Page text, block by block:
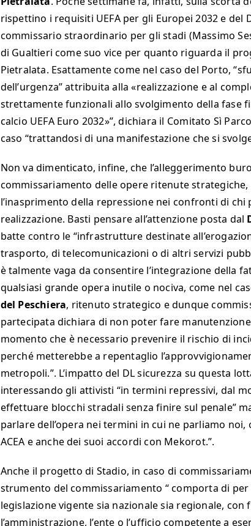
rispettino i requisiti UEFA per gli Europei 2032 e
commissario straordinario per gli stadi (Massimo
di Gualtieri come suo vice per quanto riguarda il
Pietralata. Esattamente come nel caso del Porto,
dell’urgenza” attribuita alla «realizzazione e al
strettamente funzionali allo svolgimento della fase
calcio UEFA Euro 2032»”, dichiara il Comitato Sì
caso “trattandosi di una manifestazione che si
Non va dimenticato, infine, che l’alleggerimento
commissariamento delle opere ritenute
l’inasprimento della repressione nei confronti di
realizzazione. Basti pensare all’attenzione posta dal
batte contro le “infrastrutture destinate
trasporto, di telecomunicazioni o di altri servizi
è talmente vaga da consentire l’integrazione della
qualsiasi grande opera inutile o nociva, come nel
del Peschiera, ritenuto strategico e dunque
partecipata dichiara di non poter fare
momento che è necessario prevenire il rischio di
perché metterebbe a repentaglio
metropoli.”. L’impatto del DL sicurezza su questa
interessando gli attivisti “in termini repressivi, dal
effettuare blocchi stradali senza finire sul penale”
parlare dell’opera nei termini in cui ne parliamo noi,
ACEA e anche dei suoi accordi con Mekorot.”.
Anche il progetto di Stadio, in caso di
strumento del commissariamento “ comporta di
legislazione vigente sia nazionale sia regionale,
l’amministrazione, l’ente o l’ufficio competente a